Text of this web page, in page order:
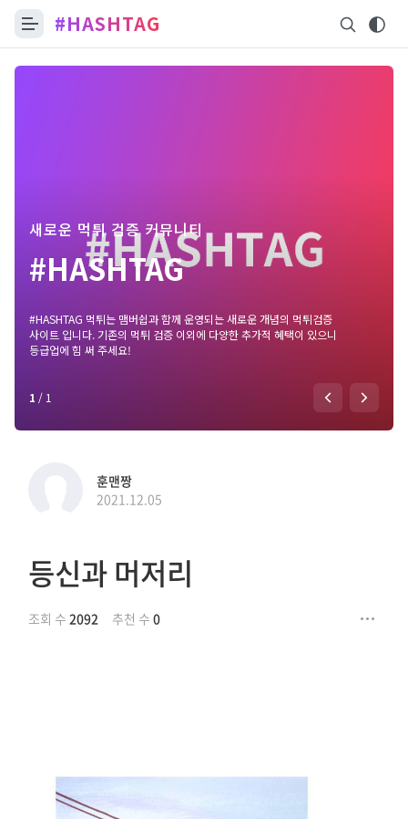
#HASHTAG
새로운 먹튀 검증 커뮤니티
#HASHTAG
#HASHTAG 먹튀는 맴버쉽과 함께 운영되는 새로운 개념의 먹튀검증
사이트 입니다. 기존의 먹튀 검증 이외에 다양한 추가적 혜택이 있으니
등급업에 힘 써 주세요!
1 / 1
훈맨짱
2021.12.05
등신과 머저리
조회 수 2092 추천 수 0